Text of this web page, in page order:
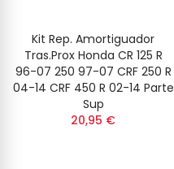
Kit Rep. Amortiguador
Tras.Prox Honda CR 125 R
96-07 250 97-07 CRF 250 R
04-14 CRF 450 R 02-14 Parte
Sup
20,95 €